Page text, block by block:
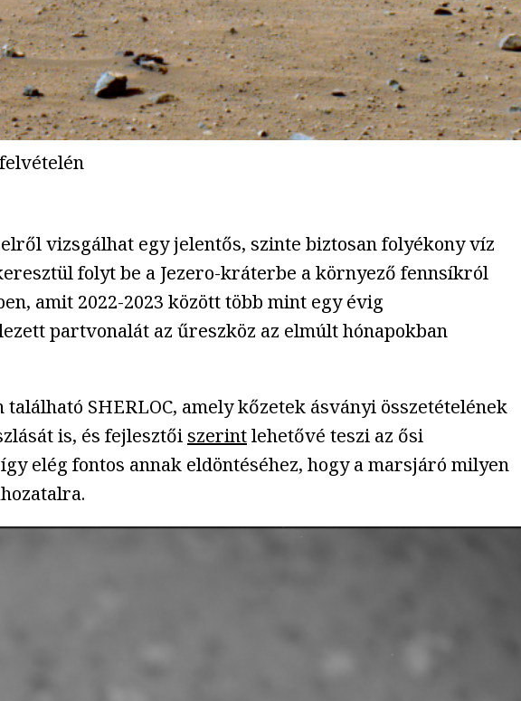
vizsgálhat egy jelentős, szinte biztosan folyékony víz
folyt be a Jezero-kráterbe a környező fennsíkról
amit 2022-2023 között több mint egy évig
partvonalát az űreszköz az elmúlt hónapokban
SHERLOC, amely kőzetek ásványi összetételének
is, és fejlesztőiszerintlehetővé teszi az ősi
elég fontos annak eldöntéséhez, hogy a marsjáró milyen